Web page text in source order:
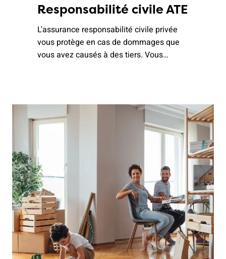
Responsabilité civile ATE
L'assurance responsabilité civile privée
vous protège en cas de dommages que
vous avez causés à des tiers. Vous